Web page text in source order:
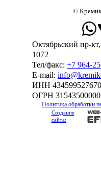
©
Октябрьский пр-
1072
Тел/факс: +7 964-
Е-mail:
ИНН 434599527670
ОГРН
Политика обработки
Создание
сайта: